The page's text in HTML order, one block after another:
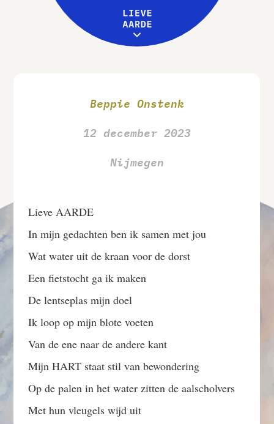
Leive Aarde
Workshops
MENU
Beppie Onstenk
12 december 2023
Nijmegen
Lieve AARDE
In mijn gedachten ben ik samen met jou
Wat water uit de kraan voor de dorst
Een fietstocht ga ik maken
De lentseplas mijn doel
Ik loop op mijn blote voeten
Van de ene naar de andere kant
Mijn HART staat stil van bewondering
Op de palen in het water zitten de aalscholvers
Met hun vleugels wijd uit